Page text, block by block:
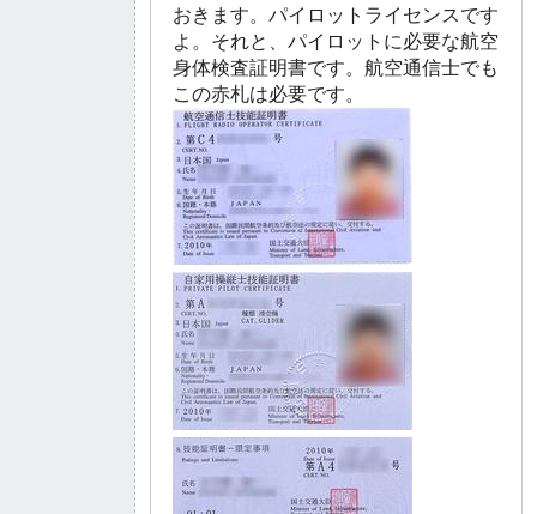
おきます。パイロットライセンスです
よ。それと、パイロットに必要な航空
身体検査証明書です。航空通信士でも
この赤札は必要です。